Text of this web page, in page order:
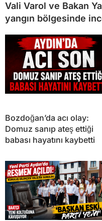
Vali Varol ve Bakan
yangın bölgesinde
Bozdoğan’da acı olay:
Domuz sanıp ateş ettiği
babası hayatını kaybetti